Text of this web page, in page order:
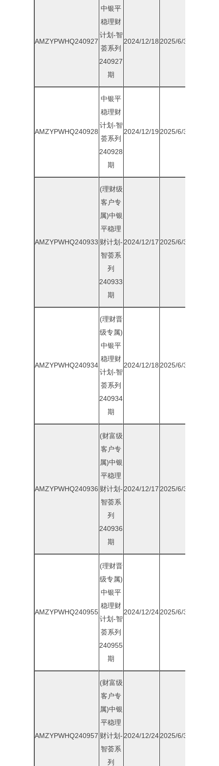
AMZYPWHQ240927
中银平
稳理财
计划-智
荟系列
240927
期
2024/12/18 2025/6/30
AMZYPWHQ240928
中银平
稳理财
计划-智
荟系列
240928
期
2024/12/19 2025/6/30
AMZYPWHQ240933
(理财级
客户专
属)中银
平稳理
财计划-
智荟系
列
240933
期
2024/12/17 2025/6/30
AMZYPWHQ240934
(理财晋
级专属)
中银平
稳理财
计划-智
荟系列
240934
期
2024/12/18 2025/6/30
AMZYPWHQ240936
(财富级
客户专
属)中银
平稳理
财计划-
智荟系
列
240936
期
2024/12/17 2025/6/30
AMZYPWHQ240955
(理财晋
级专属)
中银平
稳理财
计划-智
荟系列
240955
期
2024/12/242025/6/30
AMZYPWHQ240957
(财富级
客户专
属)中银
平稳理
财计划-
智荟系
列
2024/12/242025/6/30